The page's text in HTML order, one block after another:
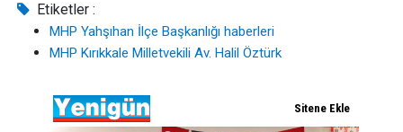
Etiketler :
MHP Yahşıhan İlçe Başkanlığı haberleri
MHP Kırıkkale Milletvekili Av. Halil Öztürk